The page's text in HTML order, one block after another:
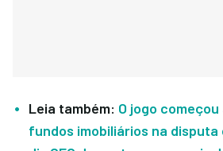
Leia também: O jogo
fundos imobiliários na disputa